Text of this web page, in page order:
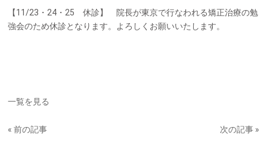
【11/23・24・25 休診】 院長が東京で行なわれる矯正治療の勉
強会のため休診となります。よろしくお願いいたします。
一覧を見る
« 前の記事 次の記事 »